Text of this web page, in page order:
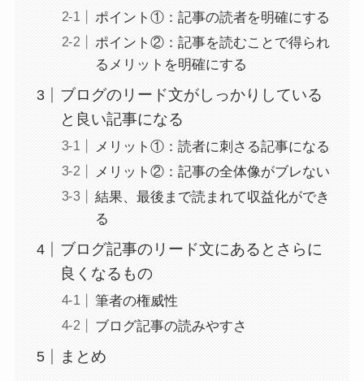
ポイント①：記事の読者を明確にする
ポイント②：記事を読むことで得られ
るメリットを明確にする
ブログのリード文がしっかりしている
と良い記事になる
メリット①：読者に刺さる記事になる
メリット②：記事の全体像がブレない
結果、最後まで読まれて収益化ができ
る
ブログ記事のリード文にあるとさらに
良くなるもの
筆者の権威性
ブログ記事の読みやすさ
まとめ